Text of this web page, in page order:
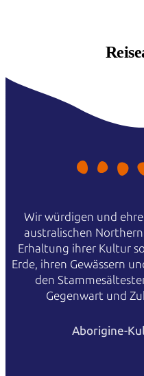
Wir würdigen und
australischen
Erhaltung ihrer Kultur
Erde, ihren Gewässern
den
Gegenwart und
Aborigine-